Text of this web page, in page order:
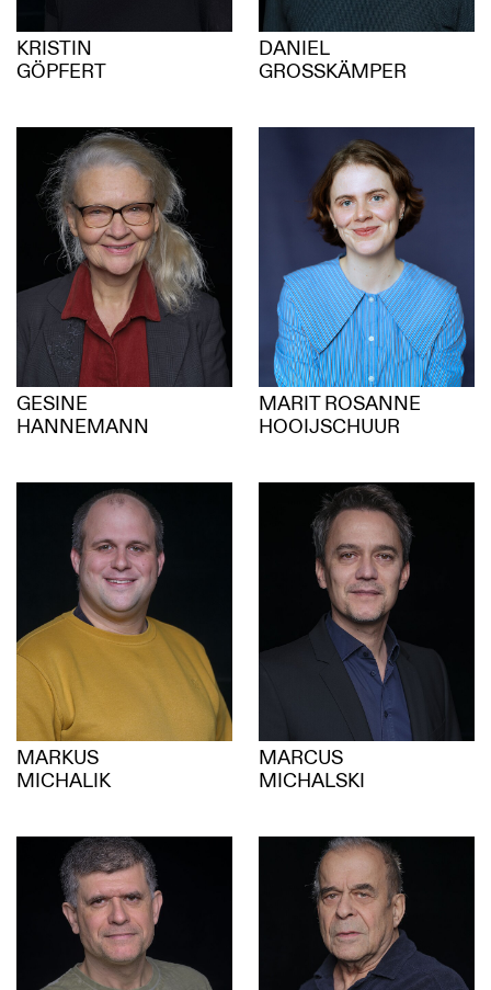
KRISTIN
GÖPFERT
DANIEL
GROSSKÄMPER
GESINE
HANNEMANN
MARIT ROSANNE
HOOIJSCHUUR
MARKUS
MICHALIK
MARCUS
MICHALSKI